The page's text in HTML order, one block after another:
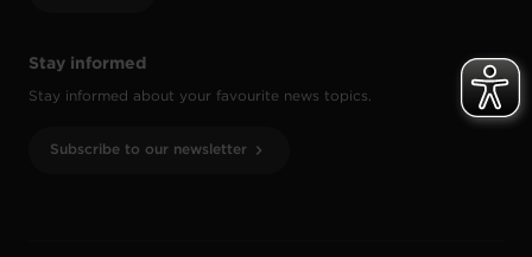
Stay informed
Stay informed about your favourite news topics.
Subscribe to our newsletter